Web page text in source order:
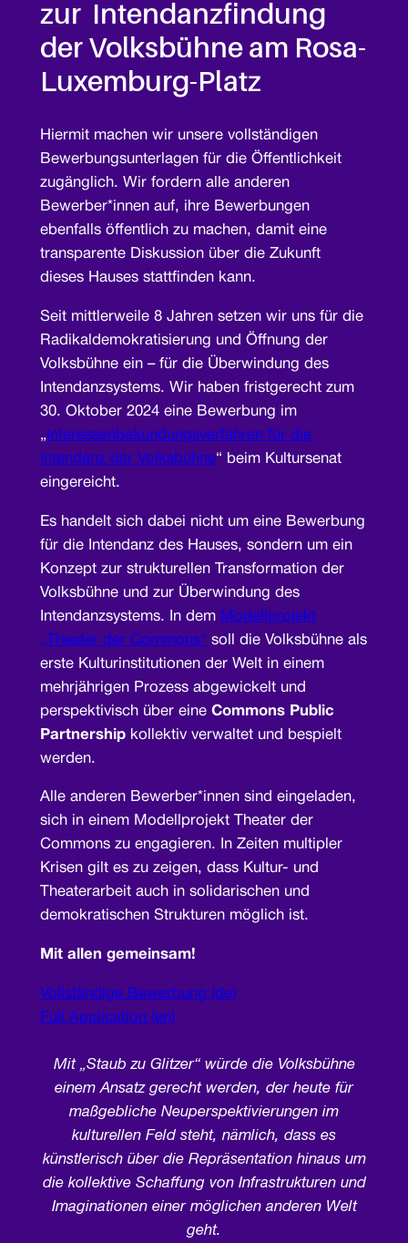
zur Intendanzfindung
der Volksbühne am Rosa-
Luxemburg-Platz
Hiermit machen wir unsere vollständigen
Bewerbungsunterlagen für die Öffentlichkeit
zugänglich. Wir fordern alle anderen
Bewerber*innen auf, ihre Bewerbungen
ebenfalls öffentlich zu machen, damit eine
transparente Diskussion über die Zukunft
dieses Hauses stattfinden kann.
Seit mittlerweile 8 Jahren setzen wir uns für die
Radikaldemokratisierung und Öffnung der
Volksbühne ein – für die Überwindung des
Intendanzsystems. Wir haben fristgerecht zum
30. Oktober 2024 eine Bewerbung im
„ Interessenbekundungsverfahren für die
Intendanz der Volksbühne“ beim Kultursenat
eingereicht.
Es handelt sich dabei nicht um eine Bewerbung
für die Intendanz des Hauses, sondern um ein
Konzept zur strukturellen Transformation der
Volksbühne und zur Überwindung des
Intendanzsystems. In dem Modellprojekt
„Theater der Commons“ soll die Volksbühne als
erste Kulturinstitutionen der Welt in einem
mehrjährigen Prozess abgewickelt und
perspektivisch über eine Commons Public
Partnershipkollektiv verwaltet und bespielt
werden.
Alle anderen Bewerber*innen sind eingeladen,
sich in einem Modellprojekt Theater der
Commons zu engagieren. In Zeiten multipler
Krisen gilt es zu zeigen, dass Kultur- und
Theaterarbeit auch in solidarischen und
demokratischen Strukturen möglich ist.
Mit allen gemeinsam!
Vollständige Bewerbung (de)
Full Application (en)
Mit „Staub zu Glitzer“ würde die Volksbühne
einem Ansatz gerecht werden, der heute für
maßgebliche Neuperspektivierungen im
kulturellen Feld steht, nämlich, dass es
künstlerisch über die Repräsentation hinaus um
die kollektive Schaﬀung von Infrastrukturen und
Imaginationen einer möglichen anderen Welt
geht.